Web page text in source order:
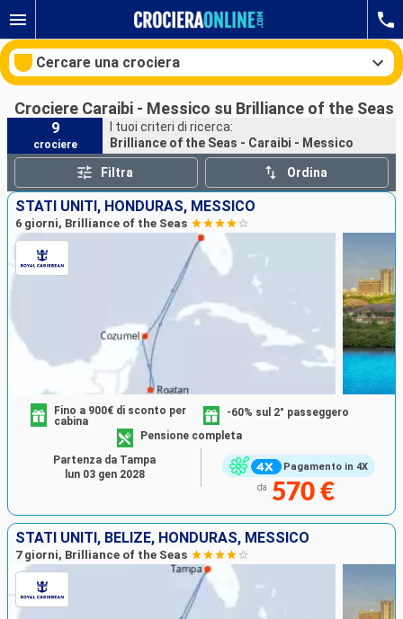
Cercare una crociera
Le nostre destinazioni
Mesi di partenza
Porti
Crociere Caraibi - Messico su Brilliance of the Seas
9
crociere
I tuoi criteri di ricerca:
Brilliance of the Seas - Caraibi - Messico
Filtra Ordina
STATI UNITI, HONDURAS, MESSICO
6 giorni, Brilliance of the Seas
Pagamento in 4X
Fino a 900€ di sconto per
cabina
-60% sul 2° passeggero
Pensione completa
da 570 €
Partenza da Tampa
lun 03 gen 2028
STATI UNITI, BELIZE, HONDURAS, MESSICO
7 giorni, Brilliance of the Seas